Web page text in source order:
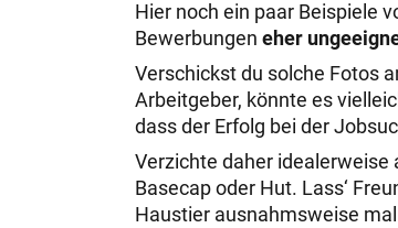
Hier noch ein paar Beispiele
Bewerbungen eher
Verschickst du solche Fotos
Arbeitgeber, könnte es
dass der Erfolg bei der
Verzichte daher idealerweise
Basecap oder Hut. Lass‘
Haustier ausnahmsweise